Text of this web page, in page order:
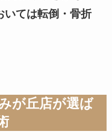
いては転倒・骨折
が丘店が選ば